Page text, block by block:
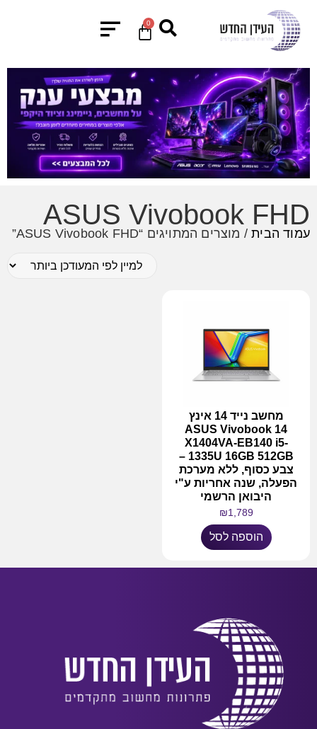
0
ASUS Vivobook FHD
עמוד הבית/ מוצרים המתויגים “ASUS Vivobook FHD”
מחשב נייד 14 אינץ
ASUS Vivobook 14
X1404VA-EB140 i5-
1335U 16GB 512GB –
צבע כסוף, ללא מערכת
הפעלה, שנה אחריות ע"י
היבואן הרשמי
₪1,789
הוספה לסל